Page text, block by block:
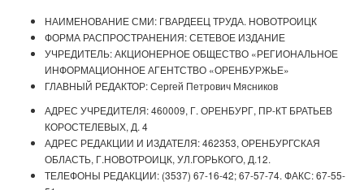
НАИМЕНОВАНИЕ СМИ: ГВАРДЕЕЦ ТРУДА. НОВОТРОИЦК
ФОРМА РАСПРОСТРАНЕНИЯ: СЕТЕВОЕ ИЗДАНИЕ
УЧРЕДИТЕЛЬ: АКЦИОНЕРНОЕ ОБЩЕСТВО «РЕГИОНАЛЬНОЕ
ИНФОРМАЦИОННОЕ АГЕНТСТВО «ОРЕНБУРЖЬЕ»
ГЛАВНЫЙ РЕДАКТОР: Сергей Петрович Мясников
АДРЕС УЧРЕДИТЕЛЯ: 460009, Г. ОРЕНБУРГ, ПР-КТ БРАТЬЕВ
КОРОСТЕЛЕВЫХ, Д. 4
АДРЕС РЕДАКЦИИ И ИЗДАТЕЛЯ: 462353, ОРЕНБУРГСКАЯ
ОБЛАСТЬ, Г.НОВОТРОИЦК, УЛ.ГОРЬКОГО, Д.12.
ТЕЛЕФОНЫ РЕДАКЦИИ: (3537) 67-16-42; 67-57-74. ФАКС: 67-55-